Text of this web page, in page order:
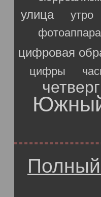
улица утро
цифровая
цифры
четверг
Полный